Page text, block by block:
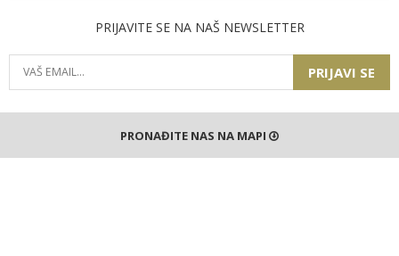
PRIJAVITE SE NA NAŠ NEWSLETTER
PRIJAVI SE
PRONAĐITE NAS NA MAPI